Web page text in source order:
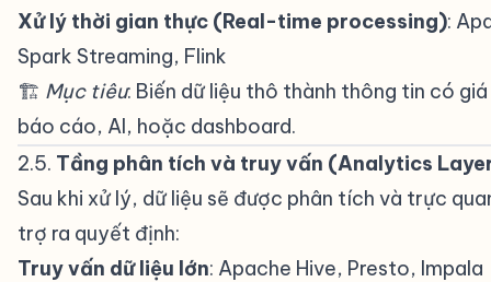
Xử lý thời gian thực (Real-time processing):
Spark Streaming, Flink
🏗 Mục tiêu: Biến dữ liệu thô thành thông tin có
báo cáo, AI, hoặc dashboard.
2.5. Tầng phân tích và truy vấn (Analytics
Sau khi xử lý, dữ liệu sẽ được phân tích và trực
trợ ra quyết định:
Truy vấn dữ liệu lớn: Apache Hive, Presto, Impala